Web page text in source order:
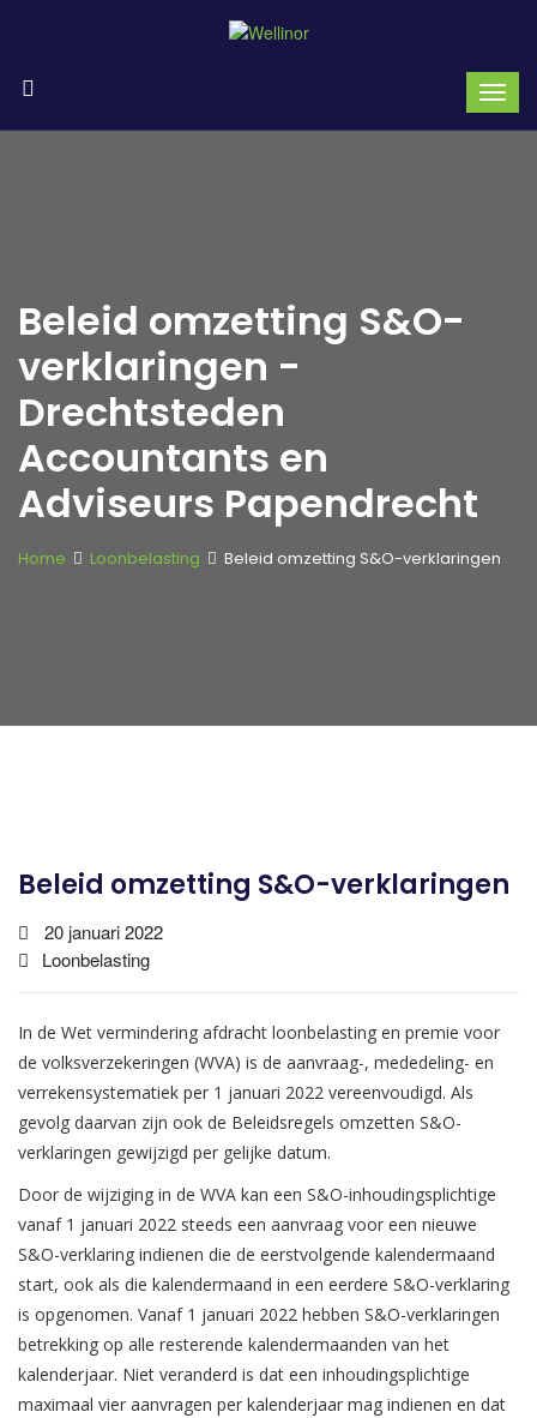
Beleid omzetting S&O-
verklaringen -
Drechtsteden
Accountants en
Adviseurs Papendrecht
Home Loonbelasting Beleid omzetting S&O-verklaringen
Beleid omzetting S&O-verklaringen
20 januari 2022
Loonbelasting
In de Wet vermindering afdracht loonbelasting en premie voor
de volksverzekeringen (WVA) is de aanvraag-, mededeling- en
verrekensystematiek per 1 januari 2022 vereenvoudigd. Als
gevolg daarvan zijn ook de Beleidsregels omzetten S&O-
verklaringen gewijzigd per gelijke datum.
Door de wijziging in de WVA kan een S&O-inhoudingsplichtige
vanaf 1 januari 2022 steeds een aanvraag voor een nieuwe
S&O-verklaring indienen die de eerstvolgende kalendermaand
start, ook als die kalendermaand in een eerdere S&O-verklaring
is opgenomen. Vanaf 1 januari 2022 hebben S&O-verklaringen
betrekking op alle resterende kalendermaanden van het
kalenderjaar. Niet veranderd is dat een inhoudingsplichtige
maximaal vier aanvragen per kalenderjaar mag indienen en dat